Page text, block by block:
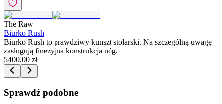
The Raw
Biurko Rush
Biurko Rush to prawdziwy kunszt stolarski. Na szczególną uwagę
zasługują finezyjna konstrukcja nóg.
5400,00 zł
Sprawdź podobne